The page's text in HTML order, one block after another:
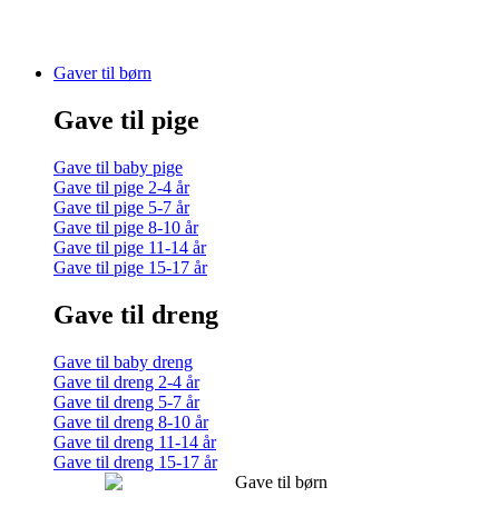
Gaver til børn
Gave til pige
Gave til baby pige
Gave til pige 2-4 år
Gave til pige 5-7 år
Gave til pige 8-10 år
Gave til pige 11-14 år
Gave til pige 15-17 år
Gave til dreng
Gave til baby dreng
Gave til dreng 2-4 år
Gave til dreng 5-7 år
Gave til dreng 8-10 år
Gave til dreng 11-14 år
Gave til dreng 15-17 år